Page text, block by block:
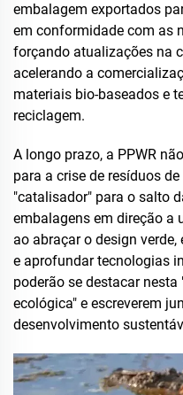
embalagem exportados
em conformidade com as
forçando atualizações na
acelerando a
materiais bio-baseados e
reciclagem.
A longo prazo, a PPWR
para a crise de resíduos
"catalisador" para o salto
embalagens em direção a
ao abraçar o design
e aprofundar tecnologias
poderão se destacar
ecológica" e escreverem
desenvolvimento